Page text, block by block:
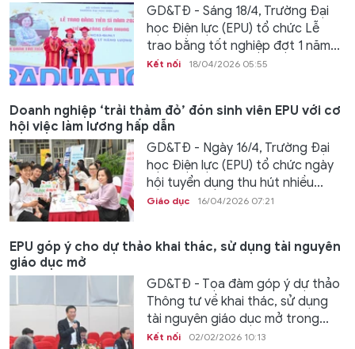
GD&TĐ - Sáng 18/4, Trường Đại
học Điện lực (EPU) tổ chức Lễ
trao bằng tốt nghiệp đợt 1 năm...
Kết nối 18/04/2026 05:55
Doanh nghiệp ‘trải thảm đỏ’ đón sinh viên EPU với cơ
hội việc làm lương hấp dẫn
GD&TĐ - Ngày 16/4, Trường Đại
học Điện lực (EPU) tổ chức ngày
hội tuyển dụng thu hút nhiều...
Giáo dục 16/04/2026 07:21
EPU góp ý cho dự thảo khai thác, sử dụng tài nguyên
giáo dục mở
GD&TĐ - Tọa đàm góp ý dự thảo
Thông tư về khai thác, sử dụng
tài nguyên giáo dục mở trong...
Kết nối 02/02/2026 10:13